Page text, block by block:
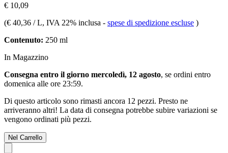
€ 10,09
(€ 40,36 / L, IVA 22% inclusa - spese di spedizione escluse )
Contenuto: 250 ml
In Magazzino
Consegna entro il giorno mercoledì, 12 agosto, se ordini entro
domenica alle ore 23:59.
Di questo articolo sono rimasti ancora 12 pezzi. Presto ne
arriveranno altri! La data di consegna potrebbe subire variazioni se
vengono ordinati più pezzi.
Nel Carrello